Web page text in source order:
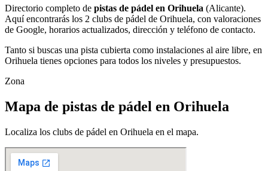
Directorio completo de pistas de pádel en Orihuela (Alicante).
Aquí encontrarás los 2 clubs de pádel de Orihuela, con valoraciones
de Google, horarios actualizados, dirección y teléfono de contacto.
Tanto si buscas una pista cubierta como instalaciones al aire libre, en
Orihuela tienes opciones para todos los niveles y presupuestos.
Zona
Mapa de pistas de pádel en Orihuela
Localiza los clubs de pádel en Orihuela en el mapa.